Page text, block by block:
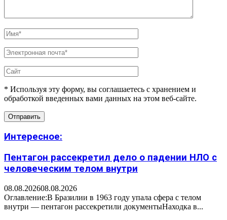
* Используя эту форму, вы соглашаетесь с хранением и
обработкой введенных вами данных на этом веб-сайте.
Интересное:
Пентагон рассекретил дело о падении НЛО с
человеческим телом внутри
08.08.202608.08.2026
Оглавление:В Бразилии в 1963 году упала сфера с телом
внутри — пентагон рассекретили документыНаходка в...